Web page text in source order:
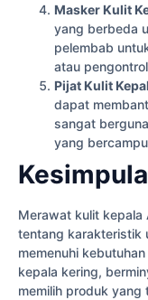
Masker Kulit
yang berbeda
pelembab
atau
Pijat Kulit
dapat
sangat
yang
Merawat kulit kepala
tentang karakteristik
memenuhi
kepala kering,
memilih produk